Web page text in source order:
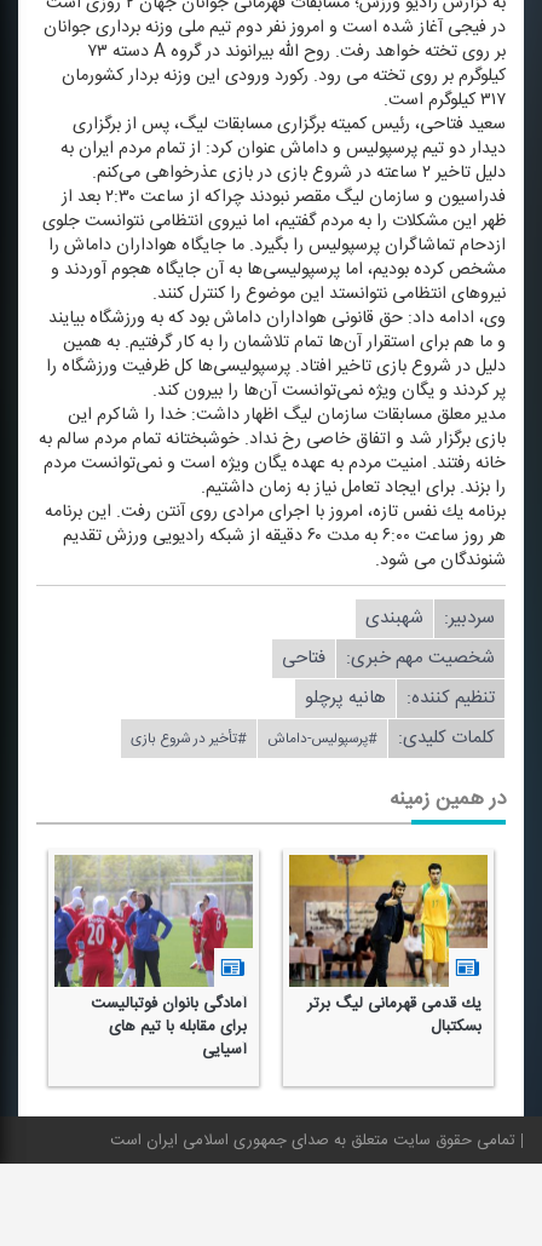
در فیجی آغاز شده است و امروز نفر دوم تیم ملی وزنه برداری جوانان
بر روی تخته خواهد رفت. روح الله بیرانوند در گروه A دسته ۷۳
كیلوگرم بر روی تخته می رود. ركورد ورودی این وزنه بردار كشورمان
۳۱۷ كیلوگرم است.
سعید فتاحی، رئیس كمیته برگزاری مسابقات لیگ، پس از برگزاری
دیدار دو تیم پرسپولیس و داماش عنوان كرد: از تمام مردم ایران به
دلیل تاخیر ۲ ساعته در شروع بازی در بازی عذرخواهی می‌كنم.
فدراسیون و سازمان لیگ مقصر نبودند چراكه از ساعت ۲:۳۰ بعد از
ظهر این مشكلات را به مردم گفتیم، اما نیروی انتظامی نتوانست جلوی
ازدحام تماشاگران پرسپولیس را بگیرد. ما جایگاه هواداران داماش را
مشخص كرده بودیم، اما پرسپولیسی‌ها به آن جایگاه هجوم آوردند و
نیرو‌های انتظامی نتوانستد این موضوع را كنترل كنند.
وی، ادامه داد: حق قانونی هواداران داماش بود كه به ورزشگاه بیایند
و ما هم برای استقرار آن‌ها تمام تلاشمان را به كار گرفتیم. به همین
دلیل در شروع بازی تاخیر افتاد. پرسپولیسی‌ها كل ظرفیت ورزشگاه را
پر كردند و یگان ویژه نمی‌توانست آن‌ها را بیرون كند.
مدیر معلق مسابقات سازمان لیگ اظهار داشت: خدا را شاكرم این
بازی برگزار شد و اتفاق خاصی رخ نداد. خوشبختانه تمام مردم سالم به
خانه رفتند. امنیت مردم به عهده یگان ویژه است و نمی‌توانست مردم
را بزند. برای ایجاد تعامل نیاز به زمان داشتیم.
برنامه یك نفس تازه، امروز با اجرای مرادی روی آنتن رفت. این برنامه
هر روز ساعت ۶:۰۰ به مدت ۶۰ دقیقه از شبكه رادیویی ورزش تقدیم
شنوندگان می شود.
سردبیر:
شهبندی
شخصیت مهم خبری:
فتاحی
تنظیم كننده:
هانیه پرچلو
کلمات کلیدی:
#پرسپولیس-داماش #تأخیر در شروع بازی
در همین زمینه
یك قدمی قهرمانی لیگ برتر
بسكتبال
آمادگی بانوان فوتبالیست
برای مقابله با تیم های
آسیایی
تمامی حقوق سایت متعلق به صدای جمهوری اسلامی ایران است